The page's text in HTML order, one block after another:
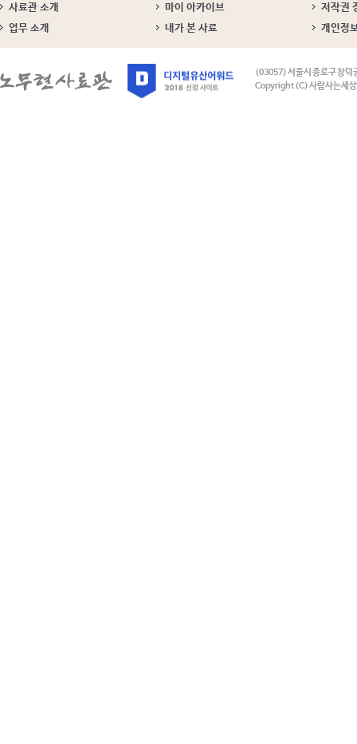
사료관 소개 마이 아카이브
저작권
업무 소개
내가 본 사료 개인정
(03057) 서울시 종로구 창덕
Copyright (C) 사람사는세